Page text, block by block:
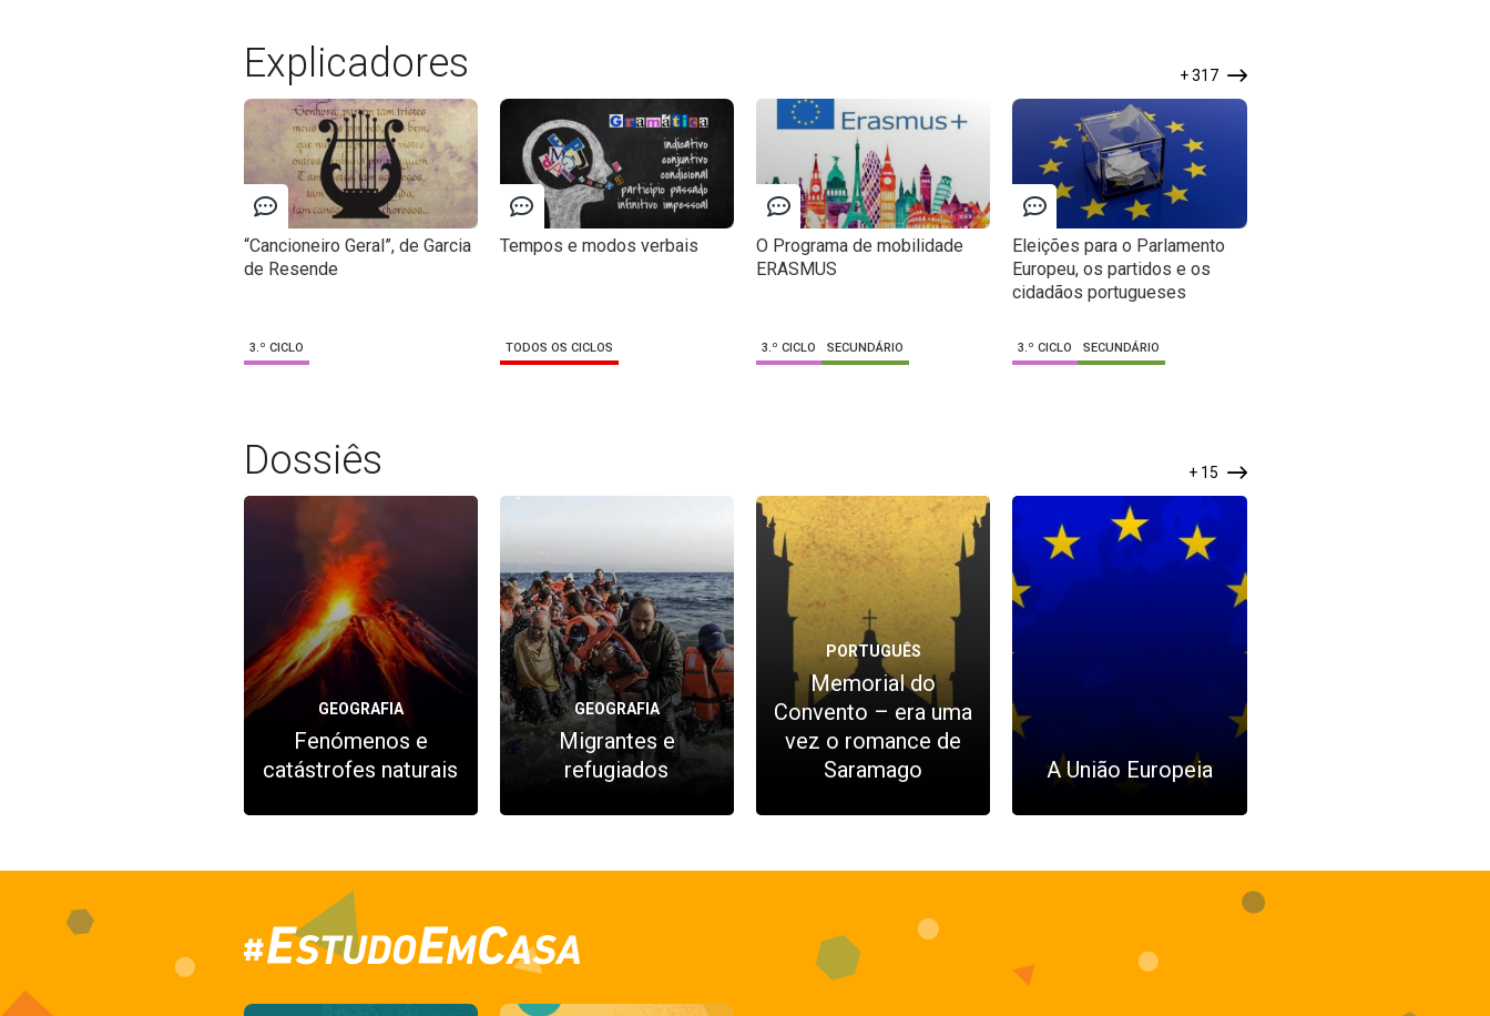
Explicadores + 317
“Cancioneiro Geral”, de Garcia
de Resende
3.º CICLO
Tempos e modos verbais
TODOS OS CICLOS
O Programa de mobilidade
ERASMUS
3.º CICLO SECUNDÁRIO
Eleições para o Parlamento
Europeu, os partidos e os
cidadãos portugueses
3.º CICLO SECUNDÁRIO
Dossiês + 15
GEOGRAFIA
Fenómenos e
catástrofes naturais
GEOGRAFIA
Migrantes e
refugiados
PORTUGUÊS
Memorial do
Convento – era uma
vez o romance de
Saramago
A União Europeia